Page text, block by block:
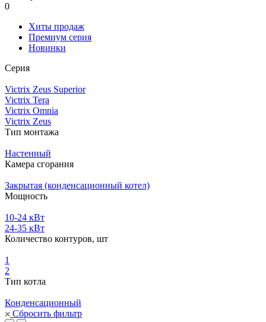
0
Хиты продаж
Премиум серия
Новинки
Серия
Victrix Zeus Superior
Victrix Tera
Victrix Omnia
Victrix Zeus
Тип монтажа
Настенный
Камера сгорания
Закрытая (конденсационный котел)
Мощность
10-24 кВт
24-35 кВт
Количество контуров, шт
1
2
Тип котла
Конденсационный
Сбросить фильтр